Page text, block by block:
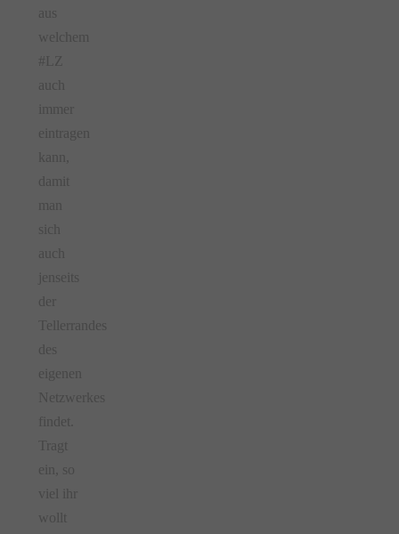
aus
welchem
#LZ
auch
immer
eintragen
kann,
damit
man
sich
auch
jenseits
der
Tellerrandes
des
eigenen
Netzwerkes
findet.
Tragt
ein, so
viel ihr
wollt